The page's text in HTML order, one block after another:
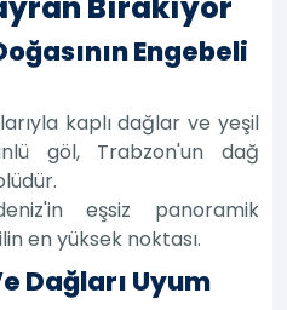
Engebeli
kaplı dağlar ve yeşil
göl, Trabzon'un dağ
eşsiz panoramik
en yüksek noktası.
Dağları Uyum